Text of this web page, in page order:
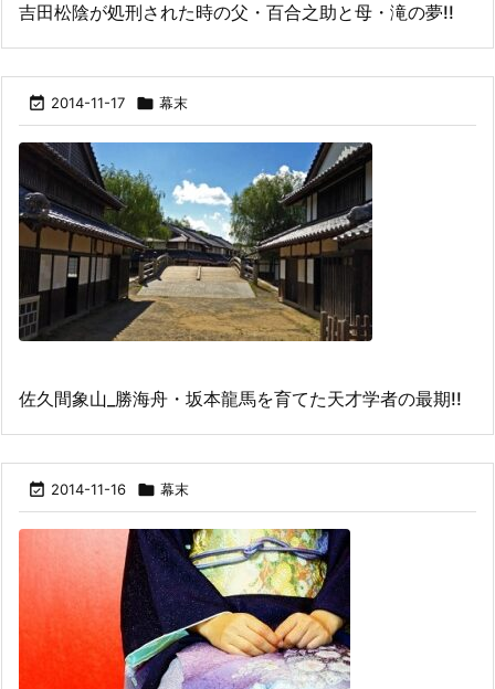
吉田松陰が処刑された時の父・百合之助と母・滝の夢!!
 2014-11-17  幕末
佐久間象山_勝海舟・坂本龍馬を育てた天才学者の最期!!
 2014-11-16  幕末